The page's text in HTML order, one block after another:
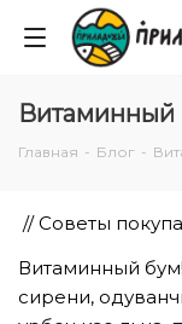
Витаминный
Главная - Блог -
// Советы
Витаминный
сирени,